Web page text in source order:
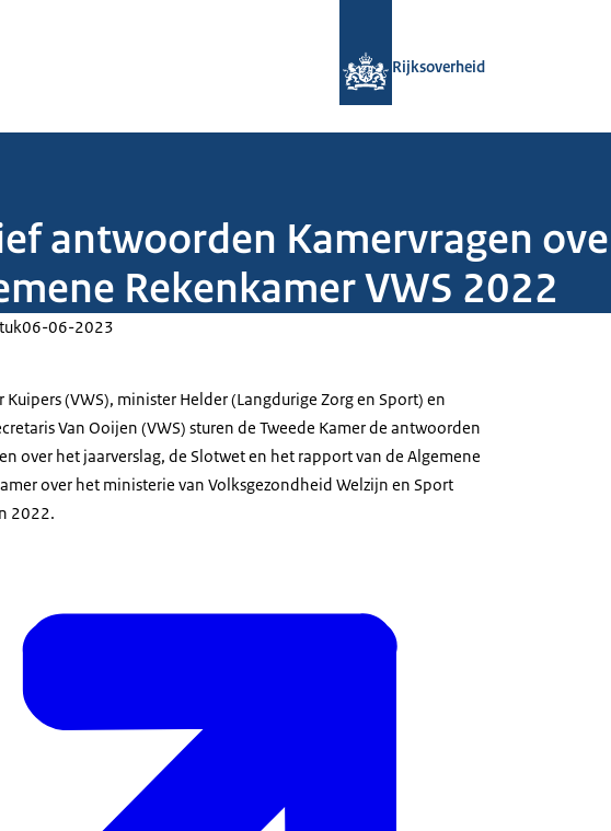
Rijksoverheid
antwoorden Kamervragen
Rekenkamer VWS 2022
06-06-2023
Kuipers (VWS), minister Helder (Langdurige Zorg en Sport) en
Van Ooijen (VWS) sturen de Tweede Kamer de antwoorden
over het jaarverslag, de Slotwet en het rapport van de Algemene
over het ministerie van Volksgezondheid Welzijn en Sport
2022.